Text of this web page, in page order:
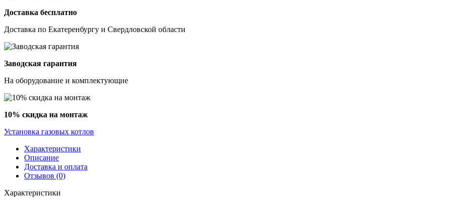
Доставка бесплатно
Доставка по Екатеренбургу и Свердловской области
Заводская гарантия
На оборудование и комплектующие
10% скидка на монтаж
Установка газовых котлов
Характеристики
Описание
Доставка и оплата
Отзывов (0)
Характеристики